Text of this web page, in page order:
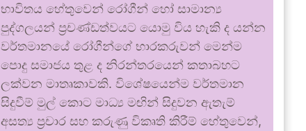
භාවිතය හේතුවෙන් රෝගීන් හෝ සාමාන්‍ය
පුද්ගලයන් ප්‍රචණ්ඩත්වයට යොමු විය හැකි ද යන්න
වර්තමානයේ රෝගීන්ගේ භාරකරුවන් මෙන්ම
පොදු සමාජය තුළ ද නිරන්තරයෙන් කතාබහට
ලක්වන මාතෘකාවකි. විශේෂයෙන්ම වර්තමාන
සිදුවීම් මුල් කොට මාධ්‍ය මඟින් සිදුවන ඇතැම්
අසත්‍ය ප්‍රචාර සහ කරුණු විකෘති කිරීම් හේතුවෙන්,